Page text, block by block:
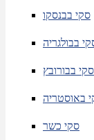
סקי בבנסקו
בבולגריה
סקי בבורובץ
באוסטריה
סקי כשר